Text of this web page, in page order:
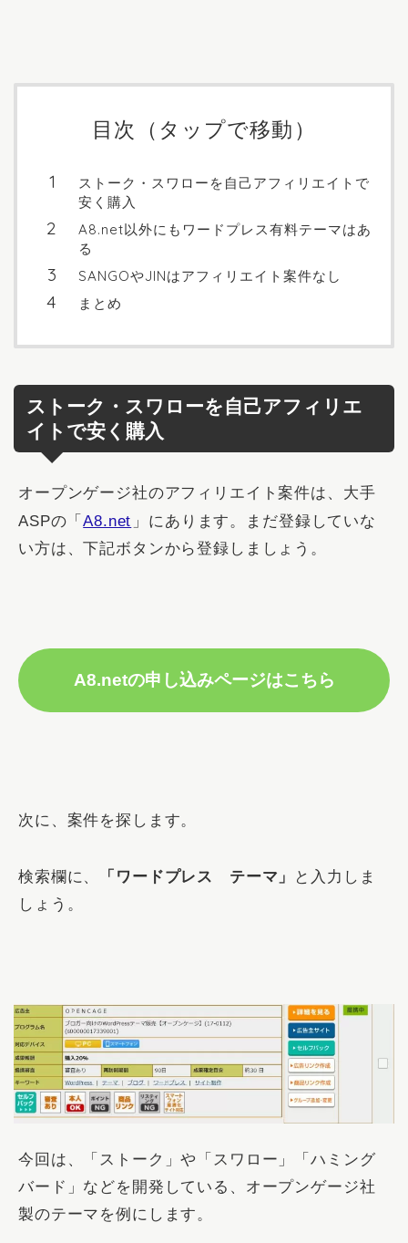
目次（タップで移動）
ストーク・スワローを自己アフィリエイトで
安く購入
A8.net以外にもワードプレス有料テーマはあ
る
SANGOやJINはアフィリエイト案件なし
まとめ
ストーク・スワローを自己アフィリエ
イトで安く購入
オープンゲージ社のアフィリエイト案件は、大手
ASPの「A8.net 」にあります。まだ登録していな
い方は、下記ボタンから登録しましょう。
A8.netの申し込みページはこちら
次に、案件を探します。
検索欄に、 「ワードプレス テーマ」
と入力しま
しょう。
今回は、「ストーク」や「スワロー」「ハミング
バード」などを開発している、オープンゲージ社
製のテーマを例にします。